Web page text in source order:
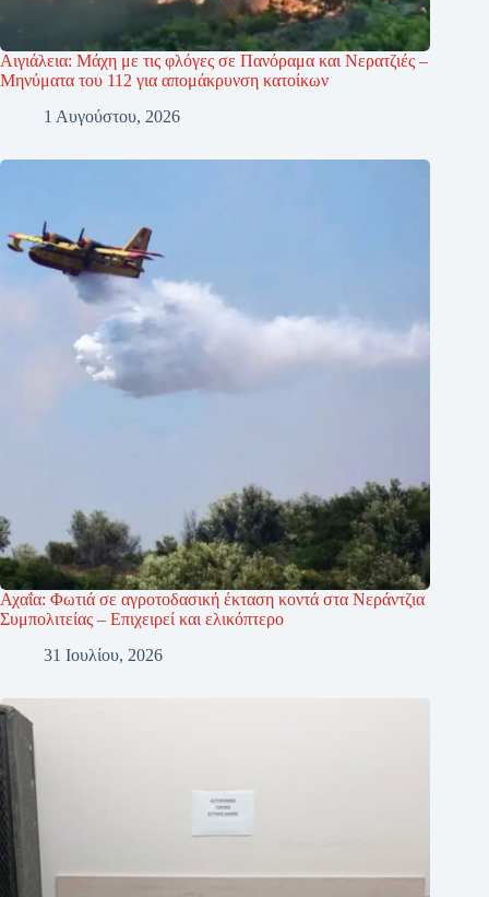
Αιγιάλεια: Μάχη με τις φλόγες σε Πανόραμα και Νερατζιές –
Μηνύματα του 112 για απομάκρυνση κατοίκων
1 Αυγούστου, 2026
Αχαΐα: Φωτιά σε αγροτοδασική έκταση κοντά στα Νεράντζια
Συμπολιτείας – Επιχειρεί και ελικόπτερο
31 Ιουλίου, 2026